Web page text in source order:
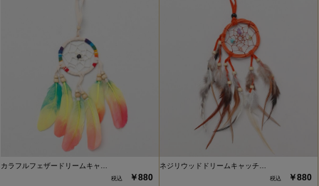
カラフルフェザードリームキャ…
￥880
ネジリウッドドリームキャッチ…
￥880